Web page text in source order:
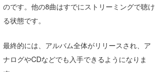
のです。他の8曲はすでにストリーミングで聴け
る状態です。
最終的には、アルバム全体がリリースされ、ア
ナログやCDなどでも入手できるようになりま